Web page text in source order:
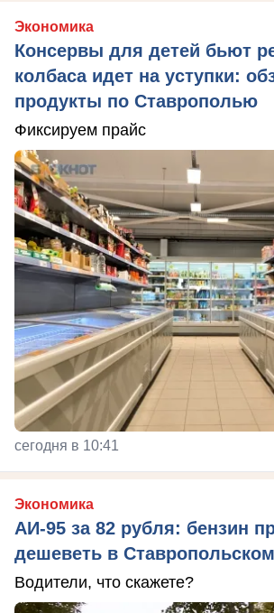
Экономика
Консервы для детей бьют
колбаса идет на уступки:
продукты по Ставрополью
Фиксируем прайс
сегодня в 10:41
Экономика
АИ-95 за 82 рубля: бензин
дешеветь в
Водители, что скажете?